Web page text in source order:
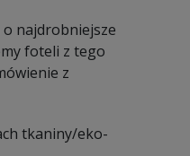
najdrobniejsze
foteli z tego
z
tkaniny/eko-